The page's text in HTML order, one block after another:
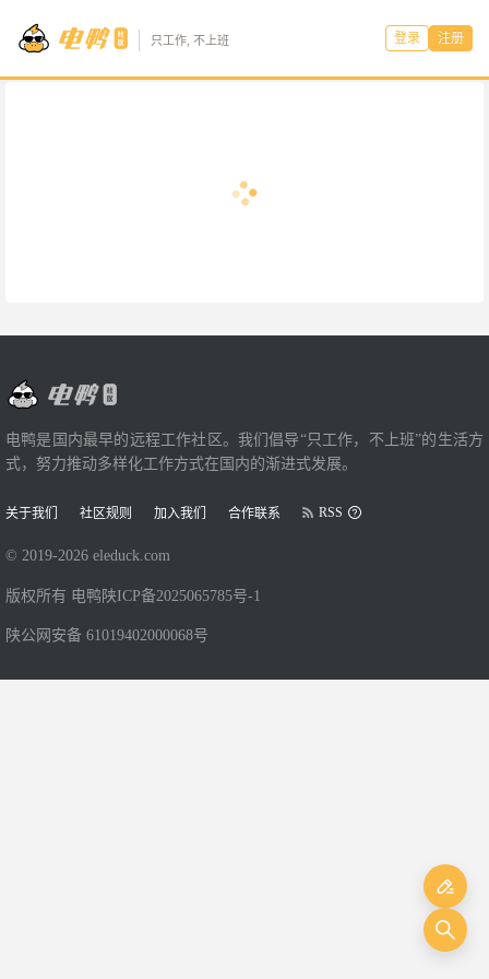
只工作, 不上班 登录 注册
电鸭是国内最早的远程工作社区。我们倡导“只工作，不上班”的生活方
式，努力推动多样化工作方式在国内的渐进式发展。
关于我们 社区规则 加入我们 合作联系 RSS
© 2019-2026 eleduck.com
版权所有 电鸭 陕ICP备2025065785号-1
陕公网安备 61019402000068号